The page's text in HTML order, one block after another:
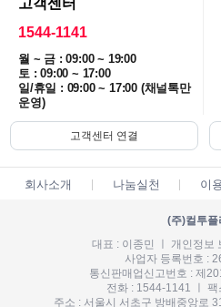
1544-1141
월 ~ 금 : 09:00 ~ 19:00
토 : 09:00 ~ 17:00
일/휴일 : 09:00 ~ 17:00 (채널톡만
운영)
고객센터 연결
회사소개 나눔실천 이
(주)컬투플
대표 : 이종민 ㅣ 개인정보
사업자 등록번호 :
통신판매업신고번호 : 제
전화 : 1544-1141 ㅣ
주소 : 서울시 서초구 방배중앙로